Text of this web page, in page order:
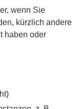
wenn Sie
kürzlich andere
haben oder